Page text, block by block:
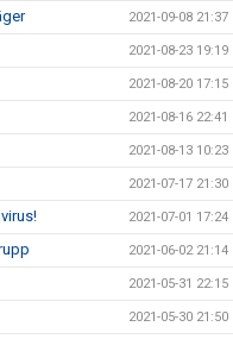
2021-09-08 21:37
2021-08-23 19:19
2021-08-20 17:15
2021-08-16 22:41
2021-08-13 10:23
2021-07-17 21:30
2021-07-01 17:24
2021-06-02 21:14
2021-05-31 22:15
2021-05-30 21:50